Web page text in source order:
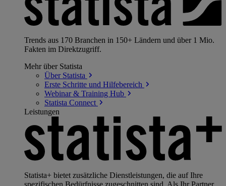
Trends aus 170 Branchen in 150+ Ländern und über 1 Mio.
Fakten im Direktzugriff.
Mehr über Statista
Über Statista
Erste Schritte und Hilfebereich
Webinar & Training Hub
Statista Connect
Leistungen
Statista+ bietet zusätzliche Dienstleistungen, die auf Ihre
spezifischen Bedürfnisse zugeschnitten sind. Als Ihr Partner